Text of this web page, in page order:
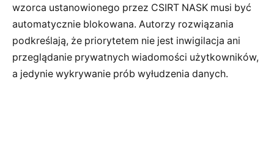
wzorca ustanowionego przez CSIRT NASK musi być
automatycznie blokowana. Autorzy rozwiązania
podkreślają, że priorytetem nie jest inwigilacja ani
przeglądanie prywatnych wiadomości użytkowników,
a jedynie wykrywanie prób wyłudzenia danych.